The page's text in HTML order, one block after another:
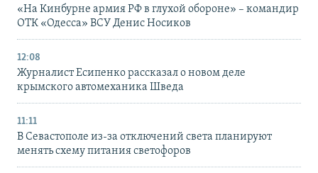
«На Кинбурне армия РФ в глухой обороне» – командир
ОТК «Одесса» ВСУ Денис Носиков
12:08
Журналист Есипенко рассказал о новом деле
крымского автомеханика Шведа
11:11
В Севастополе из-за отключений света планируют
менять схему питания светофоров